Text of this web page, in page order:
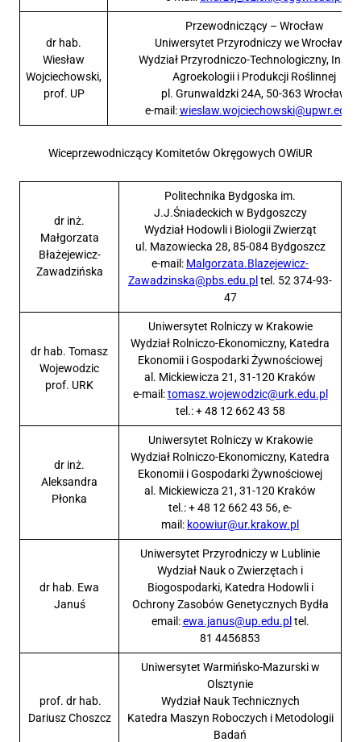
dr hab.
Wiesław
Wojciechowski,
prof. UP
Przewodniczący – Wrocław
Uniwersytet Przyrodniczy we Wrocławiu
Wydział Przyrodniczo-Technologiczny,
Agroekologii i Produkcji Roślinnej
pl. Grunwaldzki 24A, 50-363 Wrocław
e-mail:
Wiceprzewodniczący Komitetów Okręgowych OWiUR
dr inż.
Małgorzata
Błażejewicz-
Zawadzińska
Politechnika Bydgoska im.
J.J.Śniadeckich w Bydgoszczy
Wydział Hodowli i Biologii Zwierząt
ul. Mazowiecka 28, 85-084 Bydgoszcz
e-mail: Malgorzata.Blazejewicz-
Zawadzinska@pbs.edu.pl tel. 52 374-93-
47
dr hab. Tomasz
Wojewodzic
prof. URK
Uniwersytet Rolniczy w Krakowie
Wydział Rolniczo-Ekonomiczny, Katedra
Ekonomii i Gospodarki Żywnościowej
al. Mickiewicza 21, 31-120 Kraków
e-mail:tomasz.wojewodzic@urk.edu.pl
tel.: + 48 12 662 43 58
dr inż.
Aleksandra
Płonka
Uniwersytet Rolniczy w Krakowie
Wydział Rolniczo-Ekonomiczny, Katedra
Ekonomii i Gospodarki Żywnościowej
al. Mickiewicza 21, 31-120 Kraków
tel.: + 48 12 662 43 56, e-
mail: koowiur@ur.krakow.pl
dr hab. Ewa
Januś
Uniwersytet Przyrodniczy w Lublinie
Wydział Nauk o Zwierzętach i
Biogospodarki, Katedra Hodowli i
Ochrony Zasobów Genetycznych Bydła
email:ewa.janus@up.edu.pl tel.
81 4456853
prof. dr hab.
Dariusz Choszcz
Uniwersytet Warmińsko-Mazurski w
Olsztynie
Wydział Nauk Technicznych
Katedra Maszyn Roboczych i Metodologii
Badań